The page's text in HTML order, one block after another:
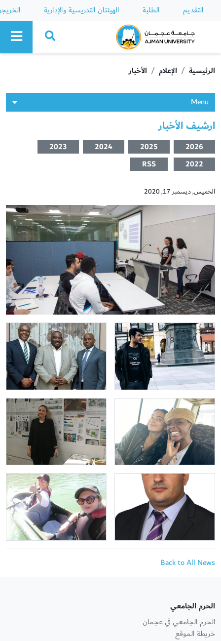
التقديم الطلبة الهيئتان التدريسية والإدارية
Ajman University
الرئيسية الإعلام الأخبار
Menu
ارشيف الأخبار
2026
2025
2024
2023
2022
RSS
الخميس, ديسمبر 17, 2020
Back to All News
الحرم الجامعي
الحرم الجامعي في عجمان
خريطة الموقع